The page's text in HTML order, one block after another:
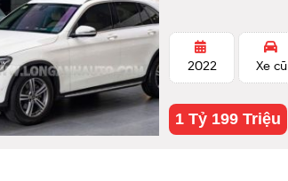
2022 Xe cũ
1 Tỷ 199 Triệu